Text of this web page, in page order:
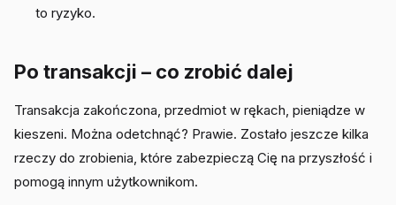
to ryzyko.
Po transakcji – co zrobić dalej
Transakcja zakończona, przedmiot w rękach, pieniądze w
kieszeni. Można odetchnąć? Prawie. Zostało jeszcze kilka
rzeczy do zrobienia, które zabezpieczą Cię na przyszłość i
pomogą innym użytkownikom.